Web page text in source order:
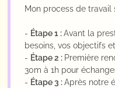
Mon process de travail
- Étape 1 :Avant la
besoins, vos objectifs
- Étape 2 : Première
30m à 1h pour
- Étape 3 :Après notre